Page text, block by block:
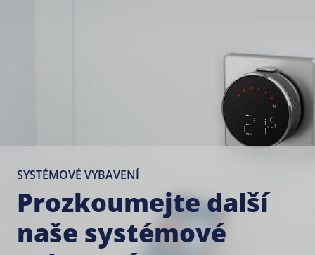
SYSTÉMOVÉ VYBAVENÍ
Prozkoumejte další
naše systémové